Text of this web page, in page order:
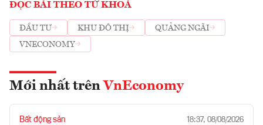
ĐỌC BÀI THEO TỪ KHOÁ
ĐẦU TƯ KHU ĐÔ THỊ
QUẢNG NGÃI
VNECONOMY
Mới nhất trên VnEconomy
Bất động sản 18:37, 08/08/2026